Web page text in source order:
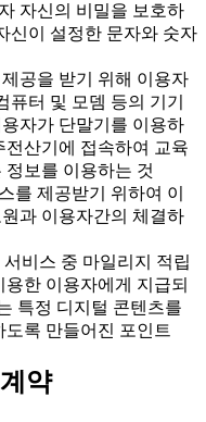
자신의 비밀을 보호하
신이 설정한 문자와 숫자
공을 받기 위해 이용자
퓨터 및 모뎀 등의 기기
자가 단말기를 이용하
전산기에 접속하여 교육
보를 이용하는 것
를 제공받기 위하여 이
과 이용자간의 체결하
비스 중 마일리지 적립
한 이용자에게 지급되
특정 디지털 콘텐츠를
도록 만들어진 포인트
약